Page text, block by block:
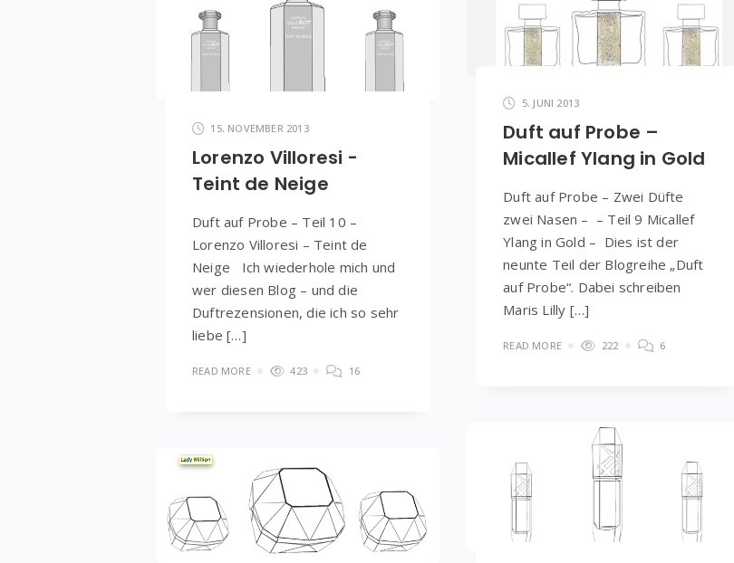
15. NOVEMBER 2013
Lorenzo Villoresi -
Teint de Neige
Duft auf Probe – Teil 10 –
Lorenzo Villoresi – Teint de
Neige Ich wiederhole mich und
wer diesen Blog – und die
Duftrezensionen, die ich so sehr
liebe […]
READ MORE 423 16
5. JUNI 2013
Duft auf Probe –
Micallef Ylang in Gold
Duft auf Probe – Zwei Düfte
zwei Nasen – – Teil 9 Micallef
Ylang in Gold – Dies ist der
neunte Teil der Blogreihe „Duft
auf Probe“. Dabei schreiben
Maris Lilly […]
READ MORE 222 6